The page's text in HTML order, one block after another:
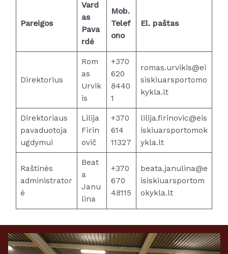
Pareigos
Vard
as
Pava
rdė
Mob.
Telef
ono
El. paštas
Direktorius
Rom
as
Urvik
is
+370
620
8440
1
romas.urvikis@ei
siskiuarsportomo
kykla.lt
Direktoriaus
pavaduotoja
ugdymui
Lilija
Firin
ovič
+370
614
11327
lilija.firinovic@eis
iskiuarsportomok
ykla.lt
Raštinės
administrator
ė
Beat
a
Janu
lina
+370
670
48115
beata.janulina@e
isiskiuarsportom
okykla.lt